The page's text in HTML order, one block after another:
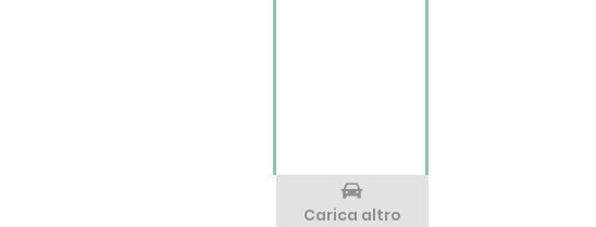
Carica altro